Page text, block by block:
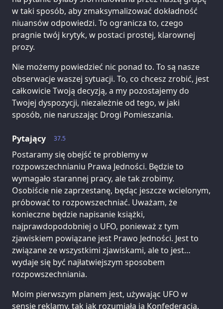
w taki sposób, aby zmaksymalizować dokładność
niuansów odpowiedzi. To ogranicza to, czego
pragnie twój krytyk, w postaci prostej, klarownej
prozy.
Nie możemy powiedzieć nic ponad to. To są nasze
obserwacje waszej sytuacji. To, co chcesz zrobić, jest
całkowicie Twoją decyzją, a my pozostajemy do
Twojej dyspozycji, niezależnie od tego, w jaki
sposób, nie naruszając Drogi Pomieszania.
37.5
Pytający
Postaramy się obejść te problemy w
rozpowszechnianiu Prawa Jedności. Będzie to
wymagało starannej pracy, ale tak zrobimy.
Osobiście nie zaprzestanę, będąc jeszcze wcielonym,
próbować to rozpowszechniać. Uważam, że
konieczne będzie napisanie książki,
najprawdopodobniej o UFO, ponieważ z tym
zjawiskiem powiązane jest Prawo Jedności. Jest to
związane ze wszystkimi zjawiskami, ale to jest…
wydaje się być najłatwiejszym sposobem
rozpowszechniania.
Moim pierwszym planem jest, używając UFO w
sensie reklamy, tak jak rozumiała ją Konfederacja,